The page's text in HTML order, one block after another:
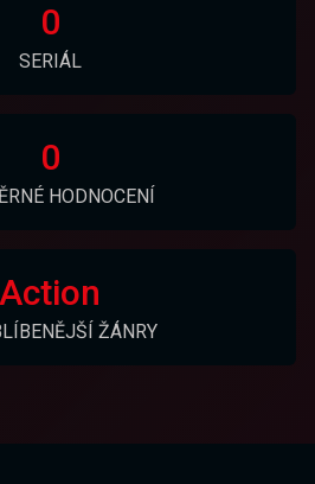
0
SERIÁL
0
HODNOCENÍ
Action
ŽÁNRY